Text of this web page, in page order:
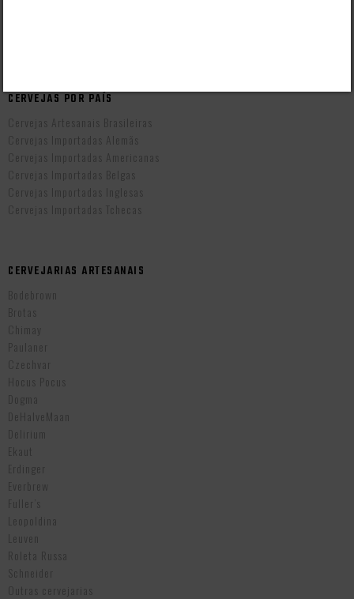
CERVEJAS POR PAÍS
Cervejas Artesanais Brasileiras
Cervejas Importadas Alemãs
Cervejas Importadas Americanas
Cervejas Importadas Belgas
Cervejas Importadas Inglesas
Cervejas Importadas Tchecas
CERVEJARIAS ARTESANAIS
Bodebrown
Brotas
Chimay
Paulaner
Czechvar
Hocus Pocus
Dogma
DeHalveMaan
Delirium
Ekaut
Erdinger
Everbrew
Fuller’s
Leopoldina
Leuven
Roleta Russa
Schneider
Outras cervejarias